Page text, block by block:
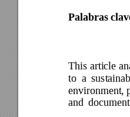
Palabras
This article
to a
environment,
and